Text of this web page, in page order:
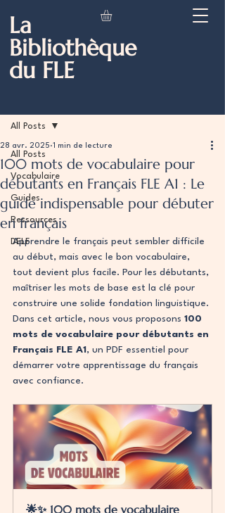
La
Bibliothèque
du FLE
All Posts
Vocabulaire
Guides
Ressources
DELF
All Posts
100 mots de vocabulaire pour
débutants en Français FLE A1 : Le
guide indispensable pour débuter
en français
28 avr. 2025 1 min de lecture
Apprendre le français peut sembler difficile
au début, mais avec le bon vocabulaire,
tout devient plus facile. Pour les débutants,
maîtriser les mots de base est la clé pour
construire une solide fondation linguistique.
Dans cet article, nous vous proposons 100
mots de vocabulaire pour débutants en
Français FLE A1 , un PDF essentiel pour
démarrer votre apprentissage du français
avec confiance.
🌟✨ 100 mots de vocabulaire